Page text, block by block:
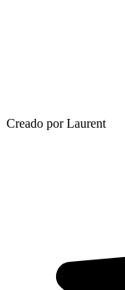
Creado por Laurent